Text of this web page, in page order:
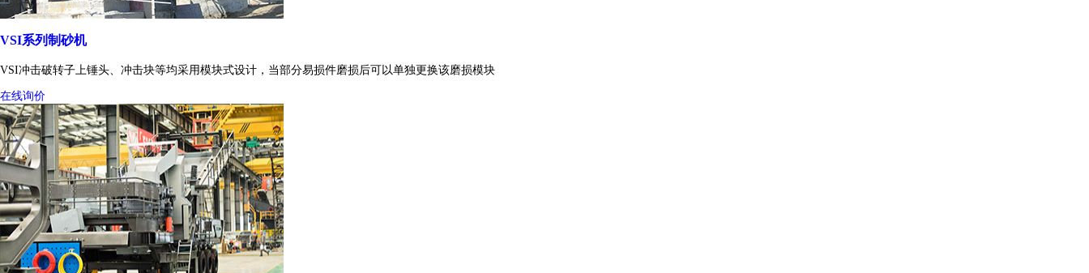
VSI系列制砂机
VSI冲击破转子上锤头、冲击块等均采用模块式设计，当部分易损件磨损后可以单独更换该磨损模块
在线询价